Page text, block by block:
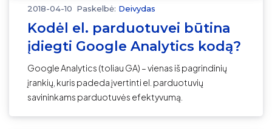
2018-04-10 Paskelbė: Deivydas
Kodėl el. parduotuvei būtina
įdiegti Google Analytics kodą?
Google Analytics (toliau GA) – vienas iš pagrindinių
įrankių, kuris padeda įvertinti el. parduotuvių
savininkams parduotuvės efektyvumą.